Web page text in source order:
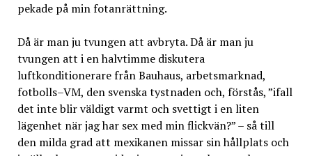
pekade på min fotanrättning.
Då är man ju tvungen att avbryta. Då är man ju
tvungen att i en halvtimme diskutera
luftkonditionerare från Bauhaus, arbetsmarknad,
fotbolls–VM, den svenska tystnaden och, förstås, ”ifall
det inte blir väldigt varmt och svettigt i en liten
lägenhet när jag har sex med min flickvän?” – så till
den milda grad att mexikanen missar sin hållplats och